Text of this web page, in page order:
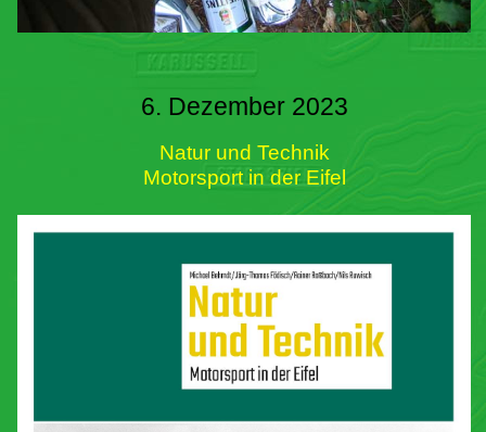
6. Dezember 2023
Natur und Technik
Motorsport in der Eifel